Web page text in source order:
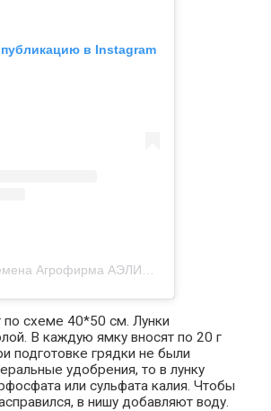
в Instagram
Публикация от Семена Агрофирма АЭЛИТА (@agrofirmaailita)
по схеме 40*50 см. Лунки
В каждую ямку вносят по 20 г
подготовке грядки не были
удобрения, то в лунку
или сульфата калия. Чтобы
в нишу добавляют воду.